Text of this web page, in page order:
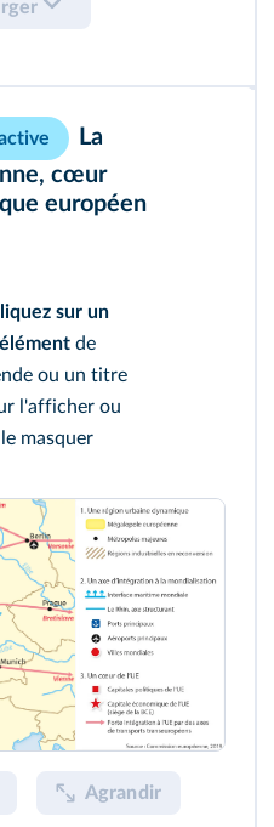
La
cœur
européen
sur un
élément de
ou un titre
l'afficher ou
le masquer
Agrandir